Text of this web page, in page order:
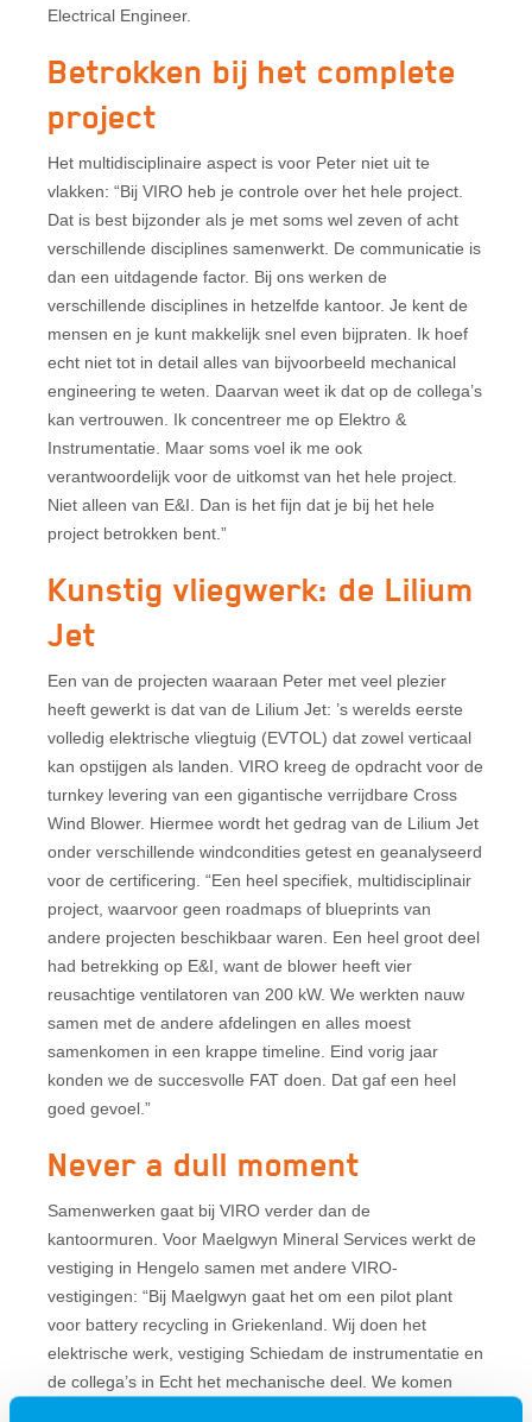
Electrical Engineer.
Betrokken bij het complete
project
Het multidisciplinaire aspect is voor Peter niet uit te
vlakken: “Bij VIRO heb je controle over het hele project.
Dat is best bijzonder als je met soms wel zeven of acht
verschillende disciplines samenwerkt. De communicatie is
dan een uitdagende factor. Bij ons werken de
verschillende disciplines in hetzelfde kantoor. Je kent de
mensen en je kunt makkelijk snel even bijpraten. Ik hoef
echt niet tot in detail alles van bijvoorbeeld mechanical
engineering te weten. Daarvan weet ik dat op de collega’s
kan vertrouwen. Ik concentreer me op Elektro &
Instrumentatie. Maar soms voel ik me ook
verantwoordelijk voor de uitkomst van het hele project.
Niet alleen van E&I. Dan is het fijn dat je bij het hele
project betrokken bent.”
Kunstig vliegwerk: de Lilium
Jet
Een van de projecten waaraan Peter met veel plezier
heeft gewerkt is dat van de Lilium Jet: ’s werelds eerste
volledig elektrische vliegtuig (EVTOL) dat zowel verticaal
kan opstijgen als landen. VIRO kreeg de opdracht voor de
turnkey levering van een gigantische verrijdbare Cross
Wind Blower. Hiermee wordt het gedrag van de Lilium Jet
onder verschillende windcondities getest en geanalyseerd
voor de certificering. “Een heel specifiek, multidisciplinair
project, waarvoor geen roadmaps of blueprints van
andere projecten beschikbaar waren. Een heel groot deel
had betrekking op E&I, want de blower heeft vier
reusachtige ventilatoren van 200 kW. We werkten nauw
samen met de andere afdelingen en alles moest
samenkomen in een krappe timeline. Eind vorig jaar
konden we de succesvolle FAT doen. Dat gaf een heel
goed gevoel.”
Never a dull moment
Samenwerken gaat bij VIRO verder dan de
kantoormuren. Voor Maelgwyn Mineral Services werkt de
vestiging in Hengelo samen met andere VIRO-
vestigingen: “Bij Maelgwyn gaat het om een pilot plant
voor battery recycling in Griekenland. Wij doen het
elektrische werk, vestiging Schiedam de instrumentatie en
de collega’s in Echt het mechanische deel. We komen